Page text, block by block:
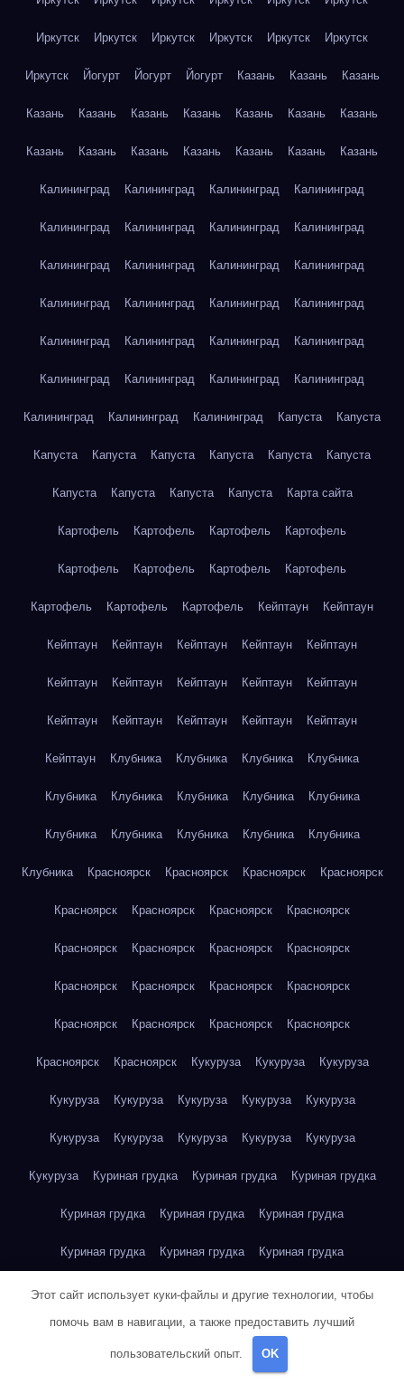
Иркутск Иркутск Иркутск Иркутск Иркутск Иркутск
Иркутск Йогурт Йогурт Йогурт Казань Казань Казань
Казань Казань Казань Казань Казань Казань Казань
Казань Казань Казань Казань Казань Казань Казань
Калининград Калининград Калининград Калининград
Калининград Калининград Калининград Калининград
Калининград Калининград Калининград Калининград
Калининград Калининград Калининград Калининград
Калининград Калининград Калининград Калининград
Калининград Калининград Калининград Калининград
Калининград Калининград Калининград Капуста Капуста
Капуста Капуста Капуста Капуста Капуста Капуста
Капуста Капуста Капуста Капуста Карта сайта
Картофель Картофель Картофель Картофель
Картофель Картофель Картофель Картофель
Картофель Картофель Картофель Кейптаун Кейптаун
Кейптаун Кейптаун Кейптаун Кейптаун Кейптаун
Кейптаун Кейптаун Кейптаун Кейптаун Кейптаун
Кейптаун Кейптаун Кейптаун Кейптаун Кейптаун
Кейптаун Клубника Клубника Клубника Клубника
Клубника Клубника Клубника Клубника Клубника
Клубника Клубника Клубника Клубника Клубника
Клубника Красноярск Красноярск Красноярск Красноярск
Красноярск Красноярск Красноярск Красноярск
Красноярск Красноярск Красноярск Красноярск
Красноярск Красноярск Красноярск Красноярск
Красноярск Красноярск Красноярск Красноярск
Красноярск Красноярск Кукуруза Кукуруза Кукуруза
Кукуруза Кукуруза Кукуруза Кукуруза Кукуруза
Кукуруза Кукуруза Кукуруза Кукуруза Кукуруза
Кукуруза Куриная грудка Куриная грудка Куриная грудка
Куриная грудка Куриная грудка Куриная грудка
Куриная грудка Куриная грудка Куриная грудка
Куриная грудка Куриная грудка Куриная грудка
Куриная грудка Куриная грудка Куриная грудка
Этот сайт использует куки-файлы и другие технологии, чтобы
помочь вам в навигации, а также предоставить лучший
пользовательский опыт. OK